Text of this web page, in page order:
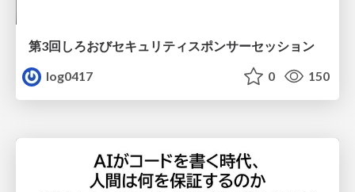
第3回しろおびセキュリティスポンサーセッション
log0417
0 150